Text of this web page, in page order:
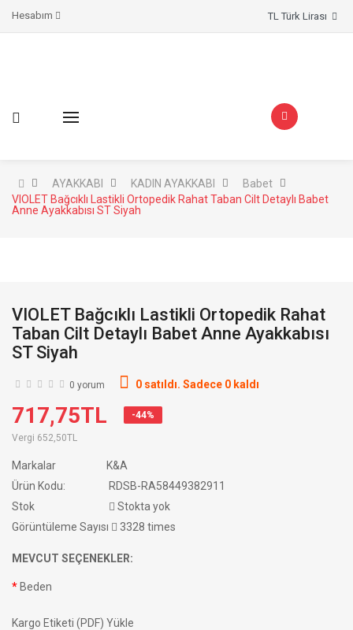
Hesabım
AYAKKABI KADIN AYAKKABI
Babet
VIOLET Bağcıklı Lastikli Ortopedik Rahat Taban Cilt Detaylı Babet
Anne Ayakkabısı ST Siyah
VIOLET Bağcıklı Lastikli Ortopedik Rahat
Taban Cilt Detaylı Babet Anne Ayakkabısı
ST Siyah
0 yorum 0 satıldı. Sadece 0 kaldı
717,75TL -44%
Vergi 652,50TL
Markalar
K&A
Ürün Kodu:
RDSB-RA58449382911
Stok
Stokta yok
Görüntüleme Sayısı
3328 times
MEVCUT SEÇENEKLER:
Beden
Kargo Etiketi (PDF) Yükle